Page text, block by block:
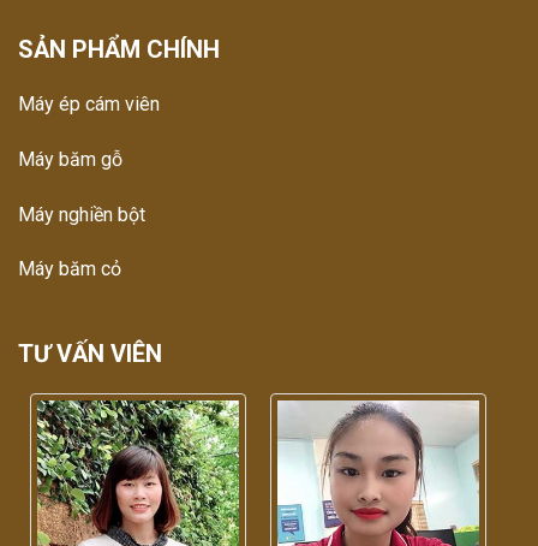
SẢN PHẨM CHÍNH
Máy ép cám viên
Máy băm gỗ
Máy nghiền bột
Máy băm cỏ
TƯ VẤN VIÊN